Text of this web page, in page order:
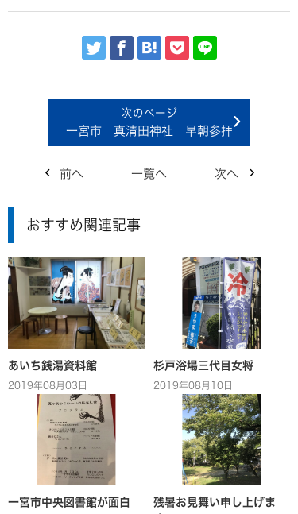
一宮市 真清田神社 早朝参拝
前へ 一覧へ 次へ
おすすめ関連記事
あいち銭湯資料館
2019年08月03日
杉戸浴場三代目女将
2019年08月10日
一宮市中央図書館が面白
残暑お見舞い申し上げま